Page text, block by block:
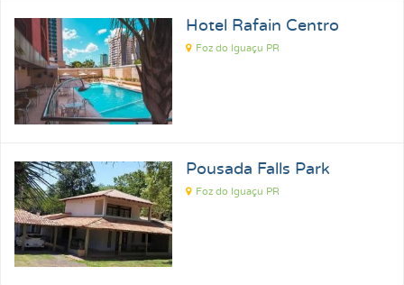
Hotel Rafain Centro
Foz do Iguaçu PR
Pousada Falls Park
Foz do Iguaçu PR